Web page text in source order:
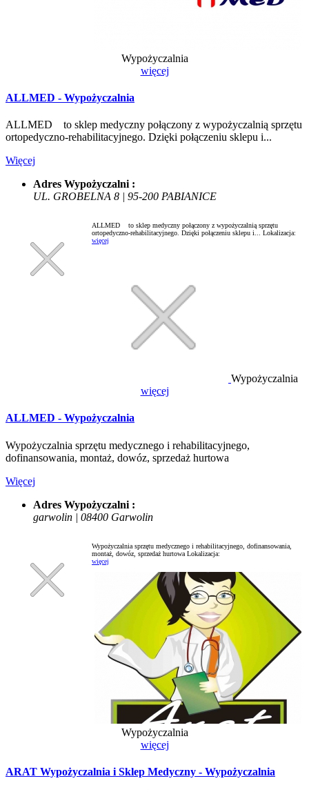
Wypożyczalnia
więcej
ALLMED - Wypożyczalnia
ALLMED to sklep medyczny połączony z wypożyczalnią sprzętu
ortopedyczno-rehabilitacyjnego. Dzięki połączeniu sklepu i...
Więcej
Adres Wypożyczalni :
UL. GROBELNA 8 | 95-200 PABIANICE
ALLMED to sklep medyczny połączony z wypożyczalnią sprzętu
ortopedyczno-rehabilitacyjnego. Dzięki połączeniu sklepu i... Lokalizacja:
więcej
Wypożyczalnia
więcej
ALLMED - Wypożyczalnia
Wypożyczalnia sprzętu medycznego i rehabilitacyjnego,
dofinansowania, montaż, dowóz, sprzedaż hurtowa
Więcej
Adres Wypożyczalni :
garwolin | 08400 Garwolin
Wypożyczalnia sprzętu medycznego i rehabilitacyjnego, dofinansowania,
montaż, dowóz, sprzedaż hurtowa Lokalizacja:
więcej
Wypożyczalnia
więcej
ARAT Wypożyczalnia i Sklep Medyczny - Wypożyczalnia